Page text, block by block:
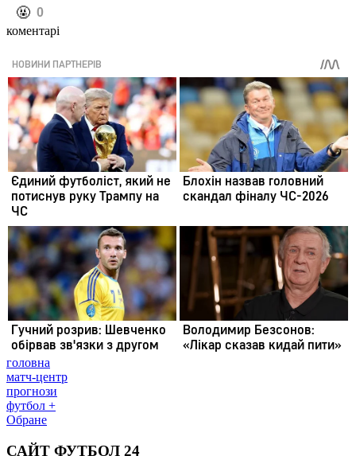
️🤬 0
коментарі
головна
матч-центр
прогнози
футбол +
Обране
САЙТ ФУТБОЛ 24